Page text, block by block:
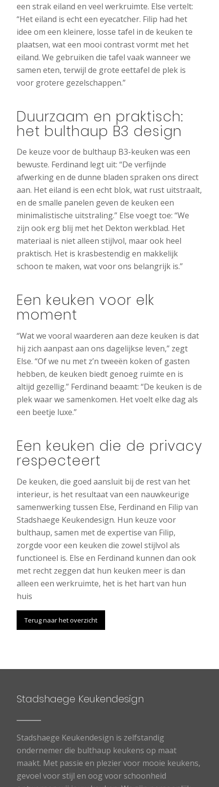
een strak eiland en veel werkruimte. Else vertelt:
“Het eiland is echt een eyecatcher. Filip had het
idee om een kleinere, losse tafel in de keuken te
plaatsen, wat een mooi contrast vormt met het
eiland. We gebruiken die tafel vaak wanneer we
samen eten, terwijl de grote eettafel de plek is
voor grotere gezelschappen.”
Duurzaam en praktisch:
het bulthaup B3 design
De keuze voor de bulthaup B3-keuken was een
bewuste. Ferdinand legt uit: “De verfijnde
afwerking en de dunne bladen spraken ons direct
aan. Het eiland is een echt blok, wat rust uitstraalt,
en de smalle panelen geven de keuken een
minimalistische uitstraling.” Else voegt toe: “We
zijn ook erg blij met het Dekton werkblad. Het
materiaal is niet alleen stijlvol, maar ook heel
praktisch. Het is krasbestendig en makkelijk
schoon te maken, wat voor ons belangrijk is.”
Een keuken voor elk
moment
“Wat we vooral waarderen aan deze keuken is dat
hij zich aanpast aan ons dagelijkse leven,” zegt
Else. “Of we nu met z’n tweeën koken of gasten
hebben, de keuken biedt genoeg ruimte en is
altijd gezellig.” Ferdinand beaamt: “De keuken is de
plek waar we samenkomen. Het voelt elke dag als
een beetje luxe.”
Een keuken die de privacy
respecteert
De keuken, die goed aansluit bij de rest van het
interieur, is het resultaat van een nauwkeurige
samenwerking tussen Else, Ferdinand en Filip van
Stadshaege Keukendesign. Hun keuze voor
bulthaup, samen met de expertise van Filip,
zorgde voor een keuken die zowel stijlvol als
functioneel is. Else en Ferdinand kunnen dan ook
met recht zeggen dat hun keuken meer is dan
alleen een werkruimte, het is het hart van hun
huis
Terug naar het overzicht
Stadshaege Keukendesign
Stadshaege Keukendesign is zelfstandig
ondernemer die bulthaup keukens op maat
maakt. Met passie en plezier voor mooie keukens,
gevoel voor stijl en oog voor schoonheid